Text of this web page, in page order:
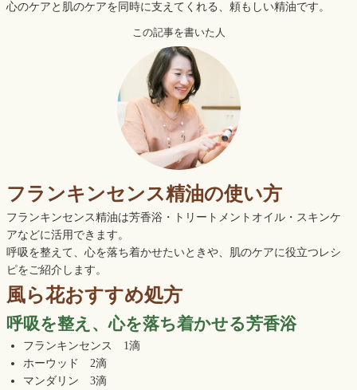
心のケアと肌のケアを同時に支えてくれる、頼もしい精油です。
この記事を書いた人
フランキンセンス精油の使い方
フランキンセンス精油は芳香浴・トリートメントオイル・スキンケ
アなどに活用できます。
呼吸を整えて、心を落ち着かせたいときや、肌のケアに役立つレシ
ピをご紹介します。
風ら花おすすめ処方
呼吸を整え、心を落ち着かせる芳香浴
フランキンセンス 1滴
ホーウッド 2滴
マンダリン 3滴